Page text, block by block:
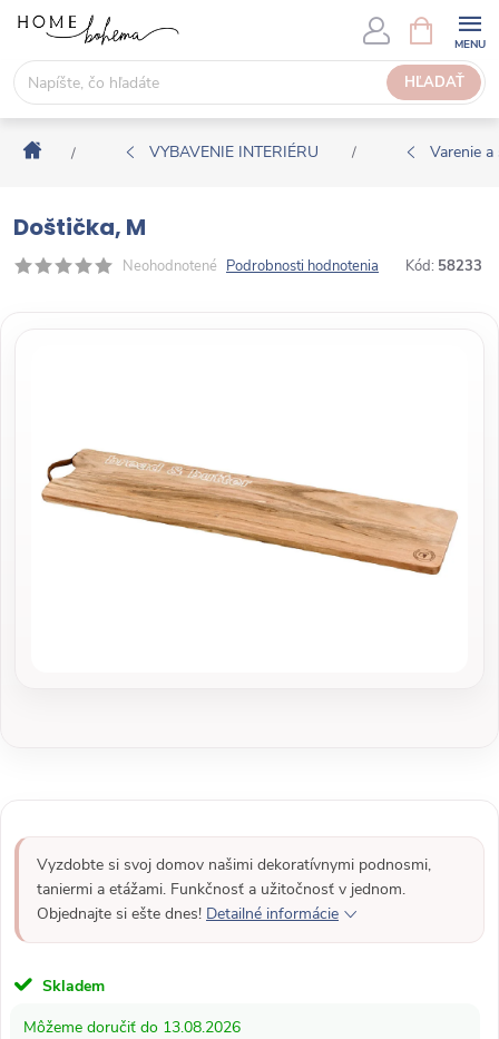
s
HĽADAŤ
Á
K
U
P
N
Í
Domov
/ VYBAVENIE INTERIÉRU / Varenie
Doštička, M
Neohodnotené Podrobnosti hodnotenia Kód: 58233
Vyzdobte si svoj domov našimi dekoratívnymi podnosmi,
taniermi a etážami. Funkčnosť a užitočnosť v jednom.
Objednajte si ešte dnes! Detailné informácie
Skladem
13.08.2026